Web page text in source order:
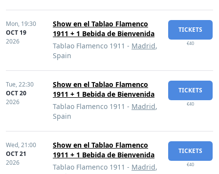
Mon, 19:30
OCT 19
2026
Show en el Tablao Flamenco
1911 + 1 Bebida de Bienvenida
Tablao Flamenco 1911 - Madrid,
Spain
TICKETS
€40
Tue,22:30
OCT 20
2026
Show en el Tablao Flamenco
1911 + 1 Bebida de Bienvenida
Tablao Flamenco 1911 - Madrid,
Spain
TICKETS
€40
Wed,21:00
OCT 21
2026
Show en el Tablao Flamenco
1911 + 1 Bebida de Bienvenida
Tablao Flamenco 1911 - Madrid,
TICKETS
€40